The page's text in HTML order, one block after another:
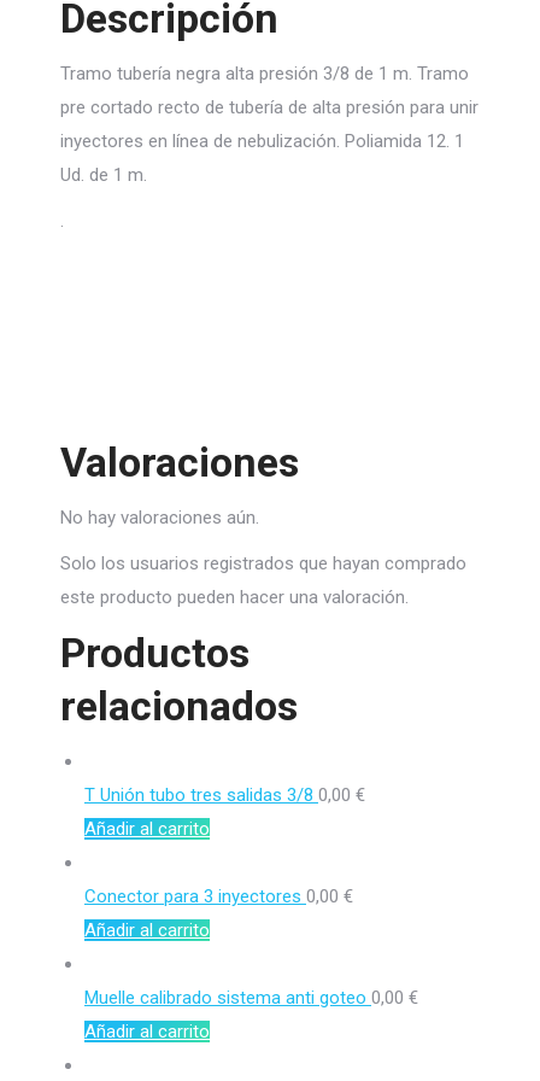
Descripción
Tramo tubería negra alta presión 3/8 de 1 m. Tramo
pre cortado recto de tubería de alta presión para unir
inyectores en línea de nebulización. Poliamida 12. 1
Ud. de 1 m.
.
Valoraciones
No hay valoraciones aún.
Solo los usuarios registrados que hayan comprado
este producto pueden hacer una valoración.
Productos
relacionados
T Unión tubo tres salidas 3/8 0,00 €
Añadir al carrito
Conector para 3 inyectores 0,00 €
Añadir al carrito
Muelle calibrado sistema anti goteo 0,00 €
Añadir al carrito